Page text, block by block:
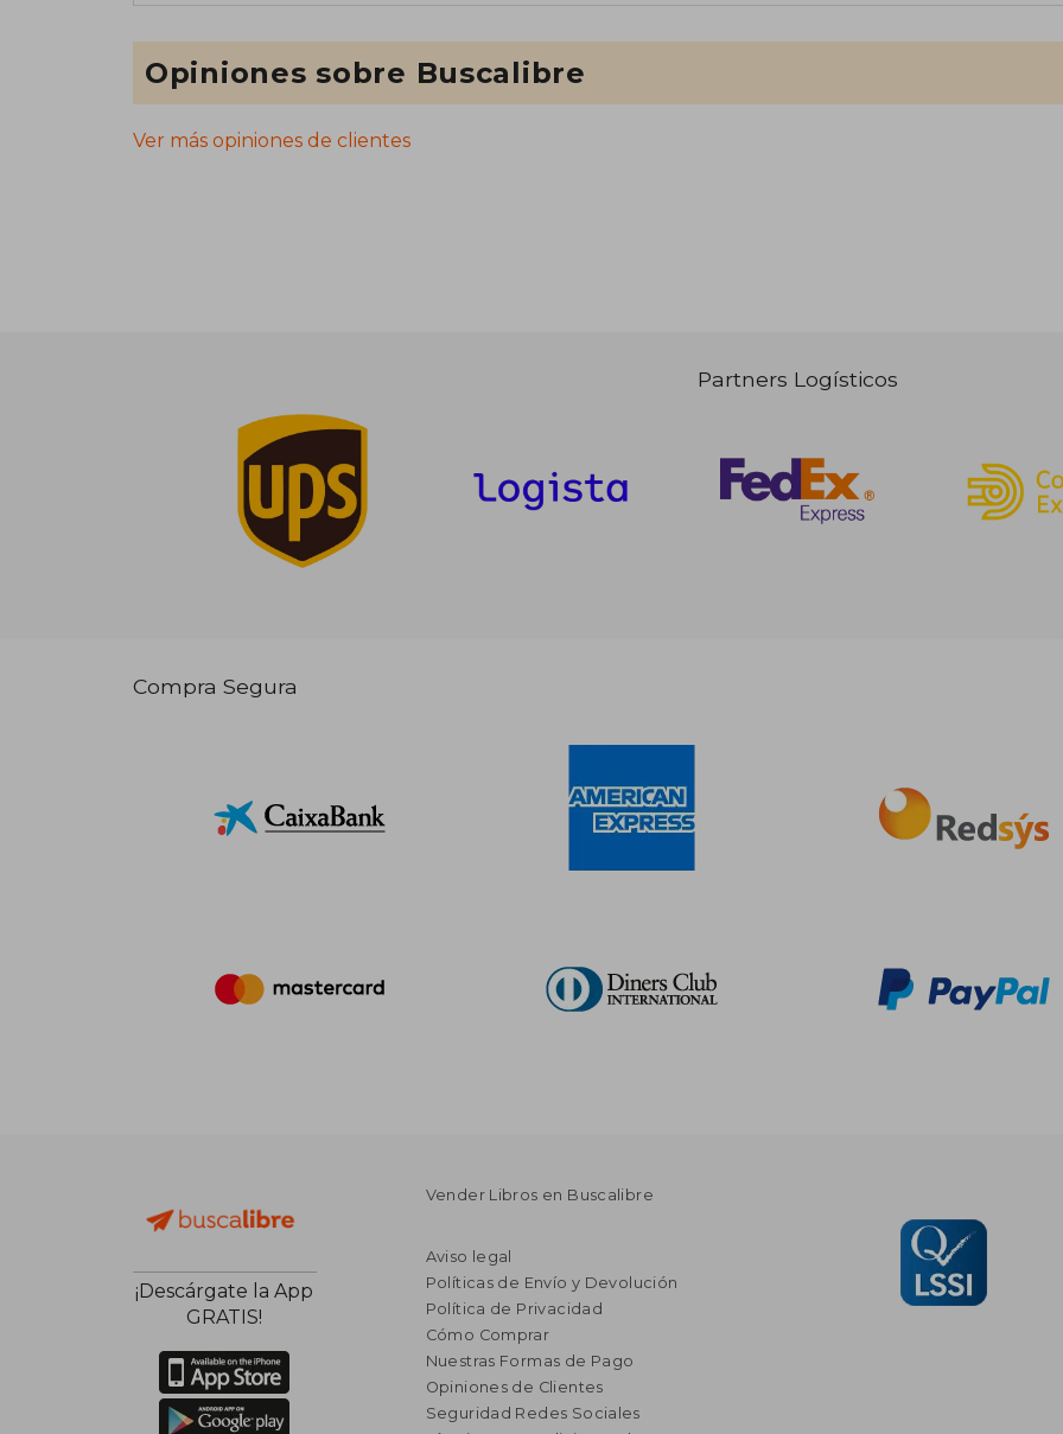
Opiniones sobre Buscalibre
Ver más opiniones de clientes
Partners Logísticos
Compra Segura
¡Descárgate la App
GRATIS!
Vender Libros en Buscalibre
Aviso legal
Políticas de Envío y Devolución
Política de Privacidad
Cómo Comprar
Nuestras Formas de Pago
Opiniones de Clientes
Seguridad Redes Sociales